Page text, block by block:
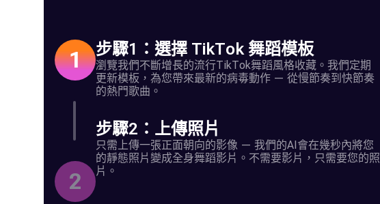
1
2
步驟1：選擇 TikTok 舞蹈模板
瀏覽我們不斷增長的流行TikTok舞蹈風格收藏。我們定期
更新模板，為您帶來最新的病毒動作 — 從慢節奏到快節奏
的熱門歌曲。
步驟2：上傳照片
只需上傳一張正面朝向的影像 — 我們的AI會在幾秒內將您
的靜態照片變成全身舞蹈影片。不需要影片，只需要您的照
片。